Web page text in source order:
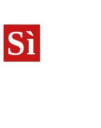
Sì